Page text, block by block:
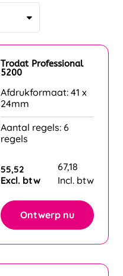
Trodat Professional
5200
Afdrukformaat: 41 x
24mm
Aantal regels: 6
regels
55,52
Excl. btw
67,18
Incl. btw
Ontwerp nu